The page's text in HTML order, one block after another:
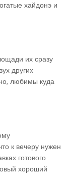
хайдонэ и
их сразу
других
любимы куда
к вечеру нужен
готового
хороший